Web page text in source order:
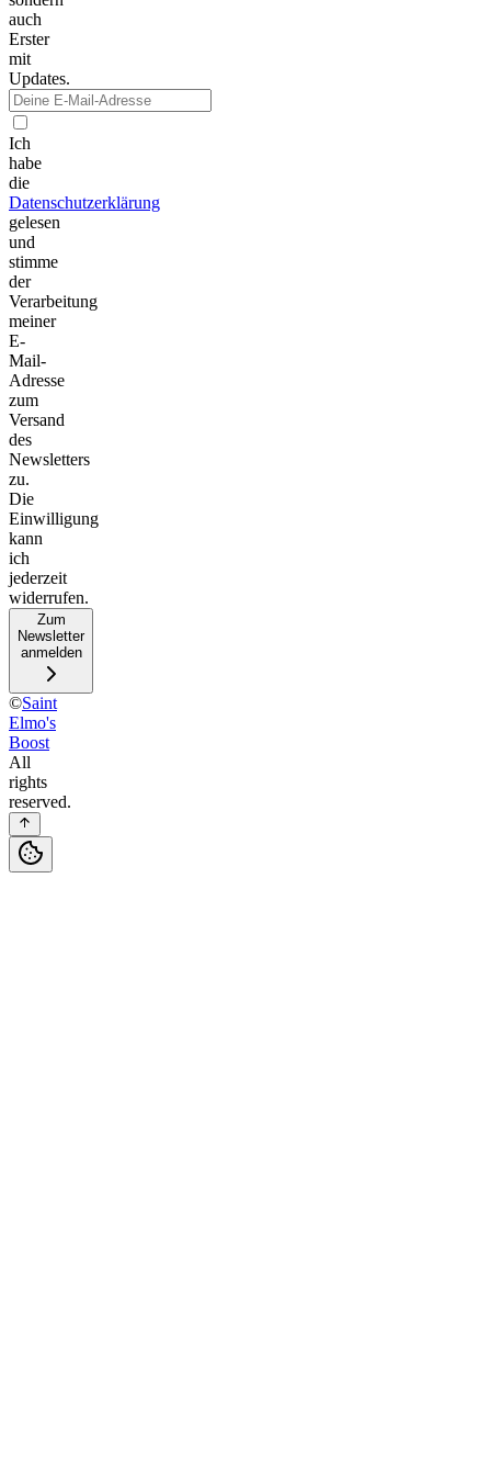
auch
Erster
mit
Updates.
Ich
habe
die
Datenschutzerklärung
gelesen
und
stimme
der
Verarbeitung
meiner
E-
Mail-
Adresse
zum
Versand
des
Newsletters
zu.
Die
Einwilligung
kann
ich
jederzeit
widerrufen.
Zum
Newsletter
anmelden
©Saint
Elmo's
Boost
All
rights
reserved.